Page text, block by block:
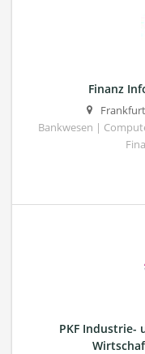
Finanz
Bankwesen |
PKF Industrie-